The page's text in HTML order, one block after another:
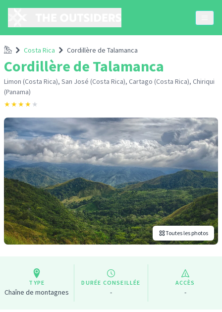
AccueilCosta Rica Cordillère de Talamanca
Cordillère de Talamanca
Limon (Costa Rica), San José (Costa Rica), Cartago (Costa Rica), Chiriqui
(Panama)
★★★★ ★
Toutes les photos
TYPE
Chaîne de montagnes
DURÉE CONSEILLÉE
-
ACCÈS
-